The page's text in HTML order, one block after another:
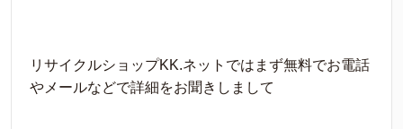
リサイクルショップKK.ネットではまず無料でお電話
やメールなどで詳細をお聞きしまして